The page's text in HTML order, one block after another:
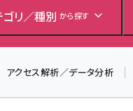
ゴリ／種別 から探す
アクセス解析／データ分析
24日で創刊20周年。ご回答
ンケートページはこちらか